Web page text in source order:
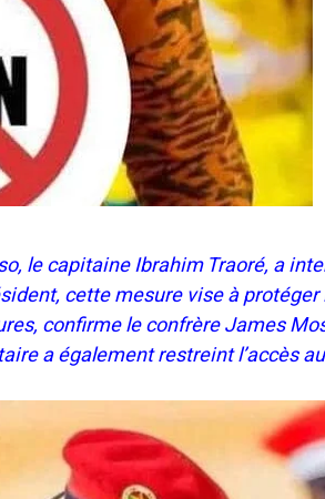
le capitaine Ibrahim Traoré, a
cette mesure vise à
confirme le confrère James
a également restreint l’accès